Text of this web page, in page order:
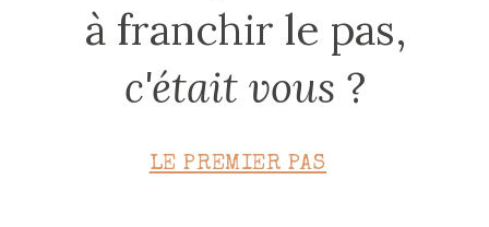
à franchir le pas,
c'était vous ?
LE PREMIER PAS